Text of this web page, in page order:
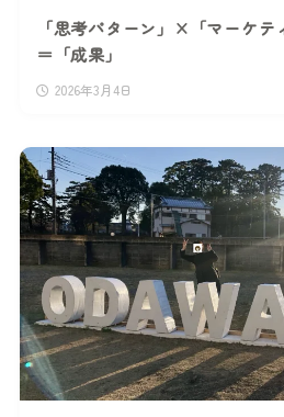
「思考パターン」×「マーケテ
＝「成果」
2026年3月4日